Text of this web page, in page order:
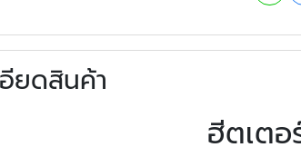
อียดสินค้า
ฮีตเตอ